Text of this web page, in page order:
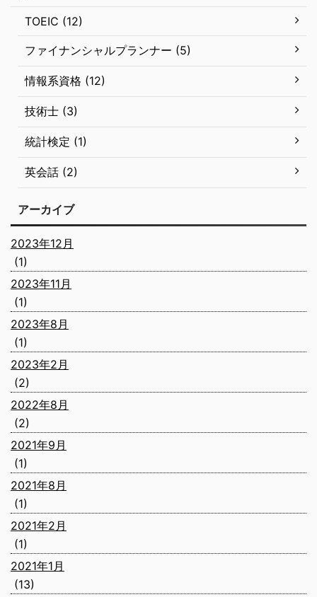
TOEIC (12)
ファイナンシャルプランナー (5)
情報系資格 (12)
技術士 (3)
統計検定 (1)
英会話 (2)
アーカイブ
2023年12月
(1)
2023年11月
(1)
2023年8月
(1)
2023年2月
(2)
2022年8月
(2)
2021年9月
(1)
2021年8月
(1)
2021年2月
(1)
2021年1月
(13)